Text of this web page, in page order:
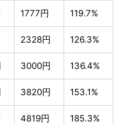
1777円 119.7%
2328円 126.3%
3000円 136.4%
3820円 153.1%
4819円 185.3%